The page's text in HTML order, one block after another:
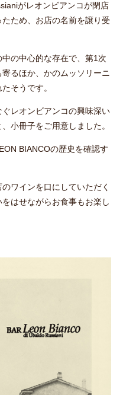
がレオンビアンコが閉店
ため、お店の名前を譲り受
の中心的な存在で、第1次
るほか、かのムッソリーニ
そうです。
レオンビアンコの興味深い
小冊子をご用意しました。
BIANCOの歴史を確認す
ワインを口にしていただく
はせながらお食事もお楽し